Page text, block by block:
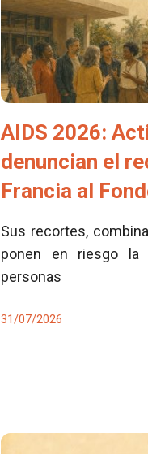
AIDS 2026:
denuncian el
Francia al
Sus recortes,
ponen en riesgo
personas
31/07/2026